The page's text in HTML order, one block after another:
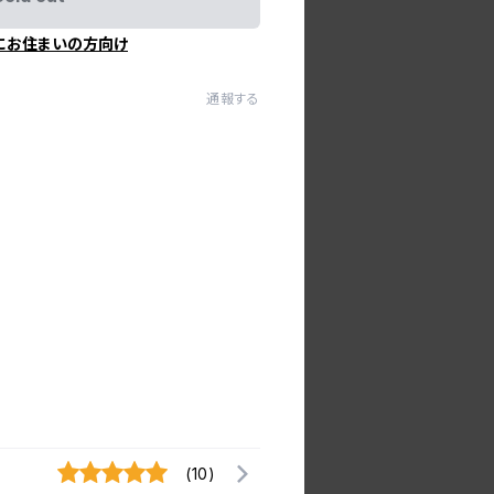
お住まいの方向け
通報する
(10)